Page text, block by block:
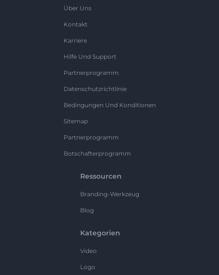
Über Uns
Kontakt
Karriere
Hilfe Und Support
Partnerprogramm
Datenschutzrichtlinie
Bedingungen Und Konditionen
Sitemap
Partnerprogramm
Botschafterprogramm
Ressourcen
Branding-Werkzeug
Blog
Kategorien
Video
Logo